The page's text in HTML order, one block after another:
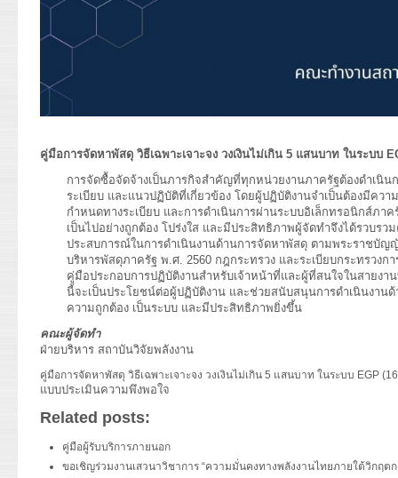
คู่มือการจัดหาพัสดุ วิธีเฉพาะเจาะจง วงเงินไม่เกิน 5 แสนบาท ในระบบ
การจัดซื้อจัดจ้างเป็นภารกิจสำคัญที่ทุกหน่วยงานภาครัฐต้องดำเนิน
ระเบียบ และแนวปฏิบัติที่เกี่ยวข้อง โดยผู้ปฏิบัติงานจำเป็นต้องมีควา
กำหนดทางระเบียบ และการดำเนินการผ่านระบบอิเล็กทรอนิกส์ภา
เป็นไปอย่างถูกต้อง โปร่งใส และมีประสิทธิภาพผู้จัดทำจึงได้รวบร
ประสบการณ์ในการดำเนินงานด้านการจัดหาพัสดุ ตามพระราชบัญ
บริหารพัสดุภาครัฐ พ.ศ. 2560 กฎกระทรวง และระเบียบกระทรวงก
คู่มือประกอบการปฏิบัติงานสำหรับเจ้าหน้าที่และผู้ที่สนใจในสายงา
นี้จะเป็นประโยชน์ต่อผู้ปฏิบัติงาน และช่วยสนับสนุนการดำเนินงาน
ความถูกต้อง เป็นระบบ และมีประสิทธิภาพยิ่งขึ้น
คณะผู้จัดทำ
ฝ่ายบริหาร สถาบันวิจัยพลังงาน
คู่มือการจัดหาพัสดุ วิธีเฉพาะเจาะจง วงเงินไม่เกิน 5 แสนบาท ในระบบ EGP
แบบประเมินความพึงพอใจ
Related posts:
คู่มือผู้รับบริการภายนอก
ขอเชิญร่วมงานเสวนาวิชาการ “ความมั่นคงทางพลังงานไทยภายใต้วิกฤต